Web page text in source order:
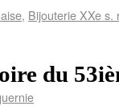
, Bijouterie XXe s.
du